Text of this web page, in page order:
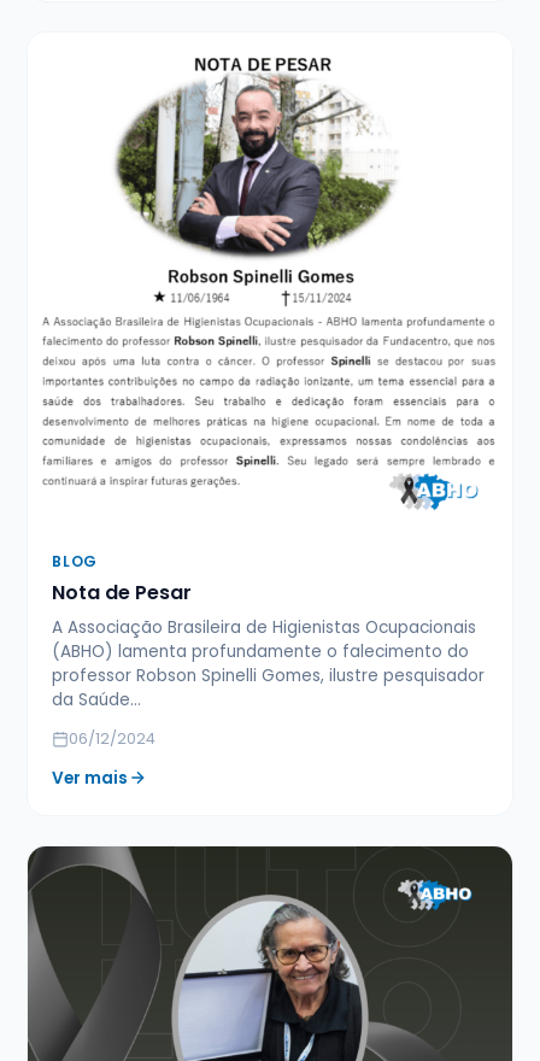
BLOG
Nota de Pesar
A Associação Brasileira de Higienistas Ocupacionais
(ABHO) lamenta profundamente o falecimento do
professor Robson Spinelli Gomes, ilustre pesquisador
da Saúde…
06/12/2024
Ver mais